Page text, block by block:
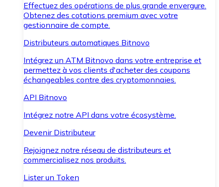
Effectuez des opérations de plus grande envergure.
Obtenez des cotations premium avec votre
gestionnaire de compte.
Distributeurs automatiques Bitnovo
Intégrez un ATM Bitnovo dans votre entreprise et
permettez à vos clients d'acheter des coupons
échangeables contre des cryptomonnaies.
API Bitnovo
Intégrez notre API dans votre écosystème.
Devenir Distributeur
Rejoignez notre réseau de distributeurs et
commercialisez nos produits.
Lister un Token